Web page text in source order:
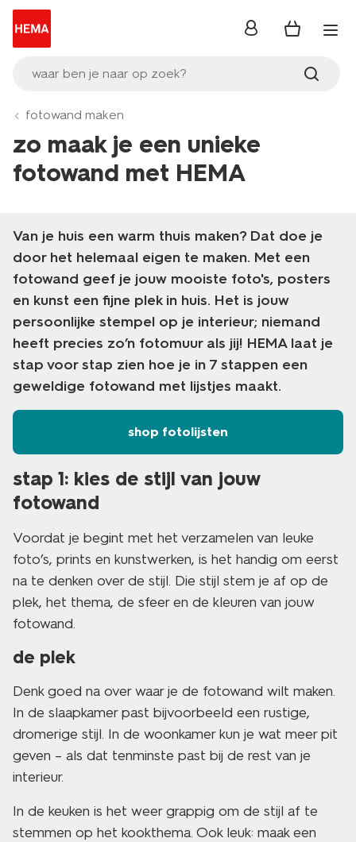
waar ben je naar op zoek?
inloggen
fotowand maken
zo maak je een unieke
fotowand met HEMA
Van je huis een warm thuis maken? Dat doe je
door het helemaal eigen te maken. Met een
fotowand geef je jouw mooiste foto's, posters
en kunst een fijne plek in huis. Het is jouw
persoonlijke stempel op je interieur; niemand
heeft precies zo’n fotomuur als jij! HEMA laat je
stap voor stap zien hoe je in 7 stappen een
geweldige fotowand met lijstjes maakt.
shop fotolijsten
stap 1: kies de stijl van jouw
fotowand
Voordat je begint met het verzamelen van leuke
foto’s, prints en kunstwerken, is het handig om eerst
na te denken over de stijl. Die stijl stem je af op de
plek, het thema, de sfeer en de kleuren van jouw
fotowand.
de plek
Denk goed na over waar je de fotowand wilt maken.
In de slaapkamer past bijvoorbeeld een rustige,
dromerige stijl. In de woonkamer kun je wat meer pit
geven – als dat tenminste past bij de rest van je
interieur.
In de keuken is het weer grappig om de stijl af te
stemmen op het kookthema. Ook leuk: maak een